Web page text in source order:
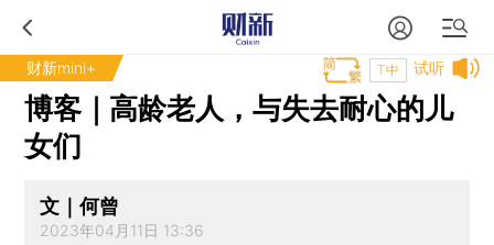
财新mini+ 试听
T中
博客｜高龄老人，与失去耐心的儿
女们
文｜何曾
2023年04月11日 13:36